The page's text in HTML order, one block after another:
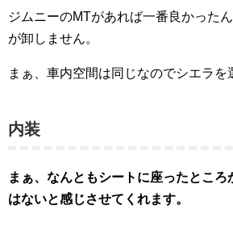
ジムニーのMTがあれば一番良かった
が卸しません。
まぁ、車内空間は同じなのでシエラを
内装
まぁ、なんともシートに座ったとこ
はないと感じさせてくれます。